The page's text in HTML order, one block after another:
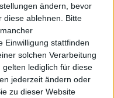
ändern, bevor
ablehnen.
Bitte
Einwilligung stattfinden
solchen Verarbeitung
lediglich für diese
jederzeit ändern oder
zu dieser Website